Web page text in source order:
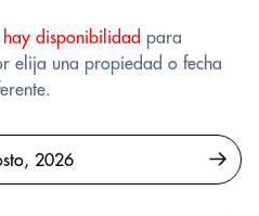
hay disponibilidad para
elija una propiedad o fecha